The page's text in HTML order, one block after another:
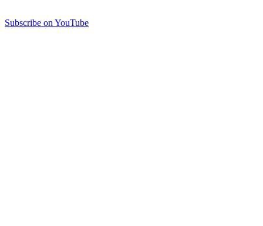
Subscribe on YouTube